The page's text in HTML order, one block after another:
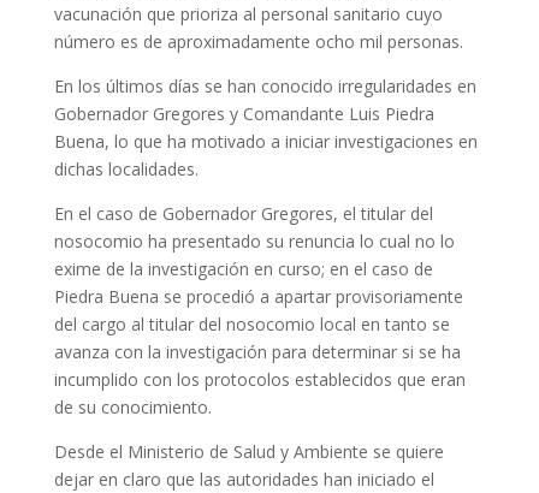
vacunación que prioriza al personal sanitario cuyo
número es de aproximadamente ocho mil personas.
En los últimos días se han conocido irregularidades en
Gobernador Gregores y Comandante Luis Piedra
Buena, lo que ha motivado a iniciar investigaciones en
dichas localidades.
En el caso de Gobernador Gregores, el titular del
nosocomio ha presentado su renuncia lo cual no lo
exime de la investigación en curso; en el caso de
Piedra Buena se procedió a apartar provisoriamente
del cargo al titular del nosocomio local en tanto se
avanza con la investigación para determinar si se ha
incumplido con los protocolos establecidos que eran
de su conocimiento.
Desde el Ministerio de Salud y Ambiente se quiere
dejar en claro que las autoridades han iniciado el